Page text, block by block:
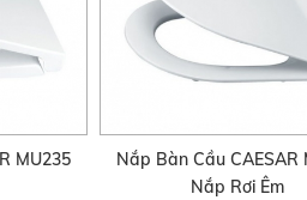
MU235
Nắp Bàn Cầu CAESAR
Nắp Rơi Êm